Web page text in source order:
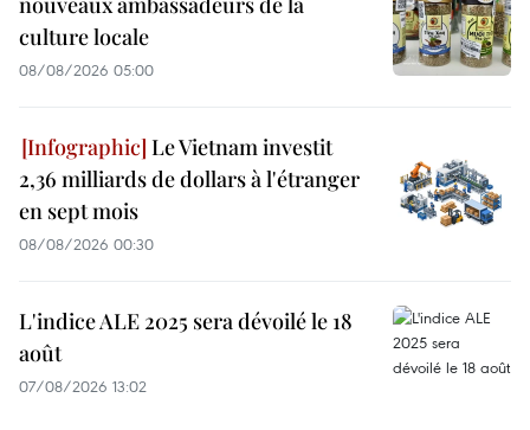
culture locale
08/08/2026 05:00
Le Vietnam investit
2,36 milliards de dollars à l'étranger
en sept mois
08/08/2026 00:30
L'indice ALE 2025 sera dévoilé le 18
août
07/08/2026 13:02